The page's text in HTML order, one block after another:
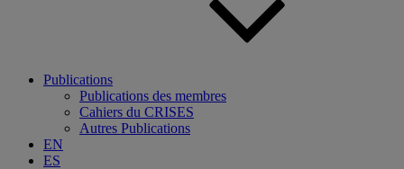
Publications
Publications des membres
Cahiers du CRISES
Autres Publications
EN
ES